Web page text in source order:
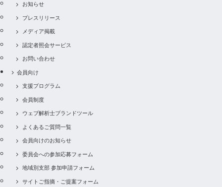
お知らせ
プレスリリース
メディア掲載
認定者照会サービス
お問い合わせ
会員向け
支援プログラム
会員制度
ウェブ解析士ブランドツール
よくあるご質問一覧
会員向けのお知らせ
委員会への参加応募フォーム
地域別支部 参加申請フォーム
サイトご指摘・ご提案フォーム